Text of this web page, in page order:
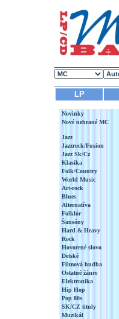
LP
Novinky
Nové nehrané MC
Jazz
Jazzrock/Fusion
Jazz Sk/Cz
Klasika
Folk/Country
World Music
Art-rock
Blues
Alternatíva
Folklór
Šansóny
Hard & Heavy
Rock
Hovorené slovo
Detské
Filmová hudba
Ostatné žánre
Elektronika
Hip Hop
Pop 80s
SK/CZ tituly
Muzikál